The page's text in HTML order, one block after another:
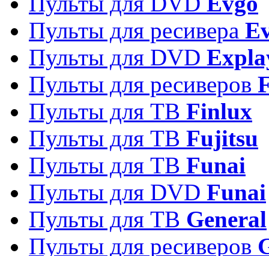
Пульты для ресивера
Пульты для DVD
Пульты для ресиверов
Пульты для ТВ Finlux
Пульты для ТВ Fujitsu
Пульты для ТВ Funai
Пульты для DVD Funai
Пульты для ТВ General
Пульты для ресиверов